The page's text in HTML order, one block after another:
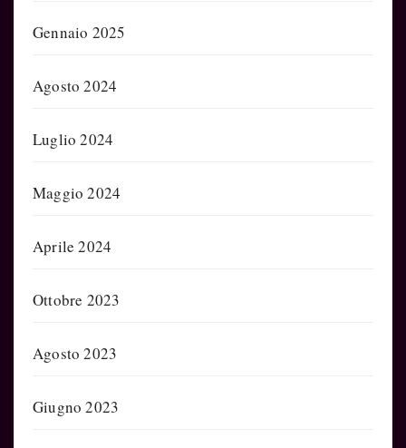
Gennaio 2025
Agosto 2024
Luglio 2024
Maggio 2024
Aprile 2024
Ottobre 2023
Agosto 2023
Giugno 2023